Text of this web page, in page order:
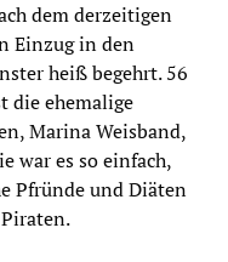
dem derzeitigen
Einzug in den
heiß begehrt. 56
die ehemalige
Marina Weisband,
war es so einfach,
Pfründe und Diäten